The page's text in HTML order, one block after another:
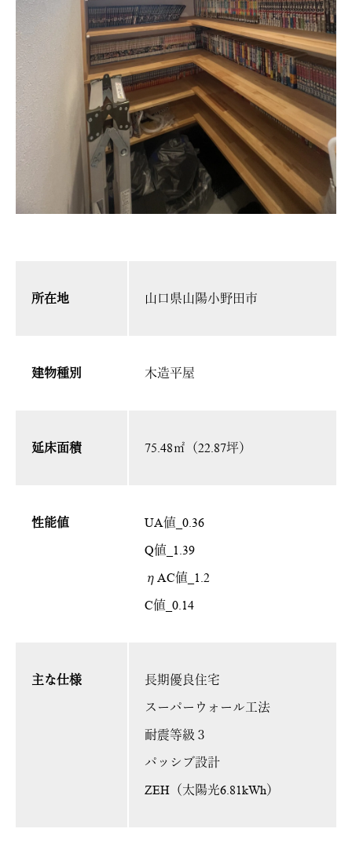
所在地 山口県山陽小野田市
建物種別 木造平屋
延床面積 75.48㎡（22.87坪）
性能値
UA値_0.36
Q値_1.39
ηAC値_1.2
C値_0.14
主な仕様
長期優良住宅
スーパーウォール工法
耐震等級３
パッシブ設計
ZEH（太陽光6.81kWh）